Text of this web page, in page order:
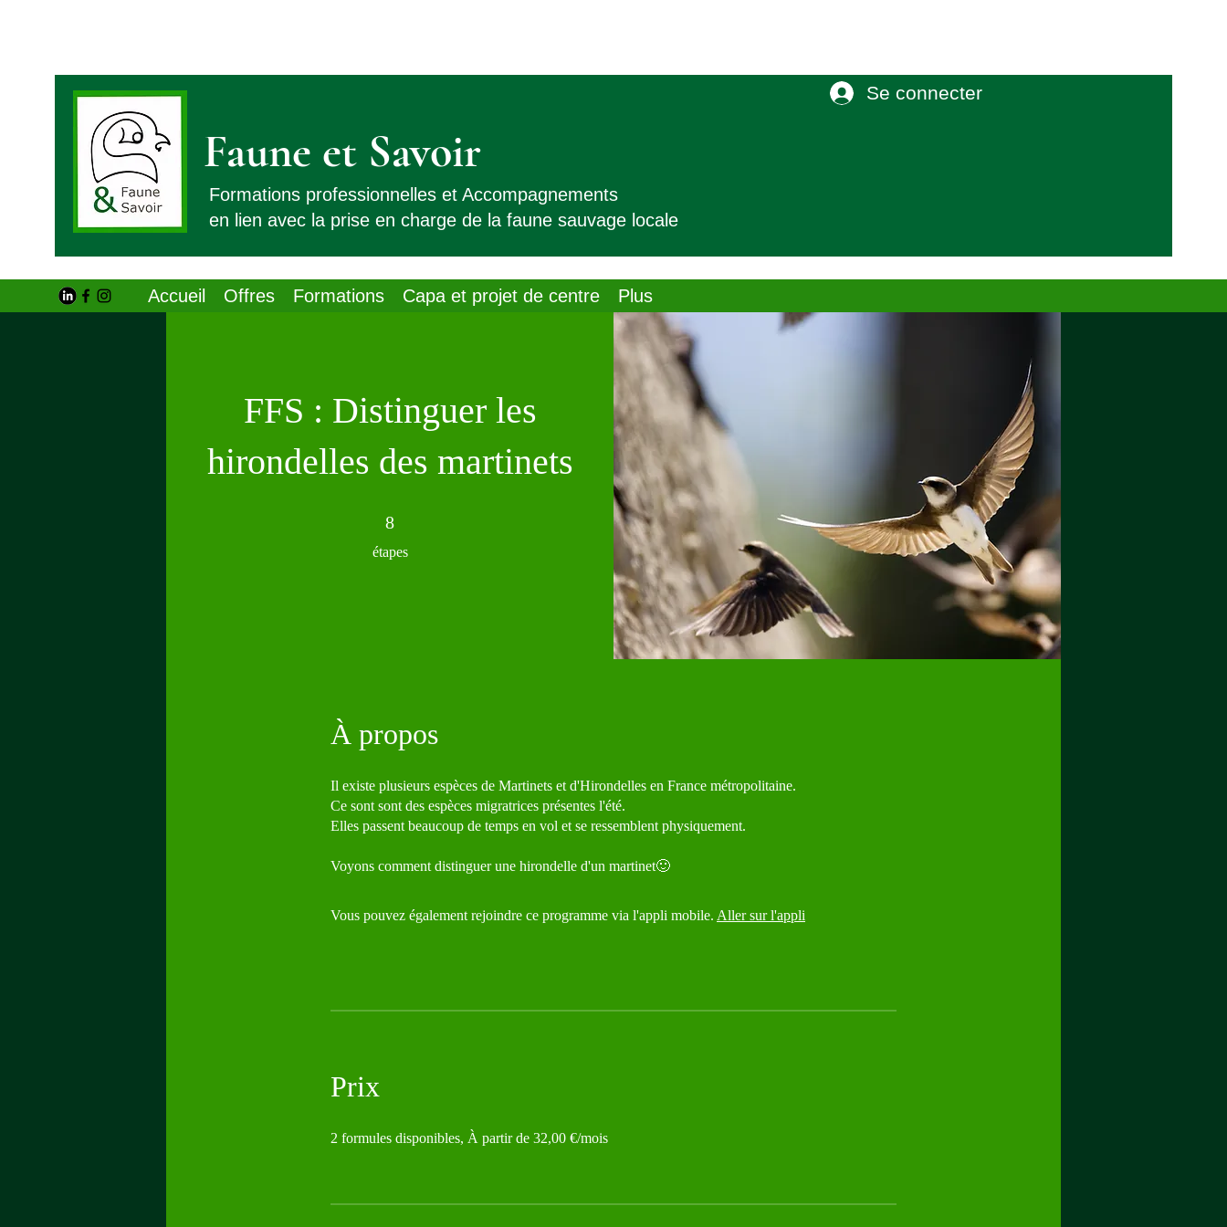
Faune et Savoir
Formations professionnelles et Accompagnements
en lien avec la prise en charge de la faune sauvage locale
Se connecter
Accueil Offres Formations Capa et projet de centre Plus
FFS : Distinguer les
hirondelles des martinets
8
étapes
À propos
Il existe plusieurs espèces de Martinets et d'Hirondelles en France métropolitaine.
Ce sont sont des espèces migratrices présentes l'été.
Elles passent beaucoup de temps en vol et se ressemblent physiquement.
Voyons comment distinguer une hirondelle d'un martinet🙂
Vous pouvez également rejoindre ce programme via l'appli mobile. Aller sur l'appli
Prix
2 formules disponibles, À partir de 32,00 €/mois